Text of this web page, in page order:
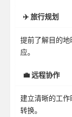
✈️ 旅行规划
提前了解目的
应。
💼 远程协作
建立清晰的工
转换。